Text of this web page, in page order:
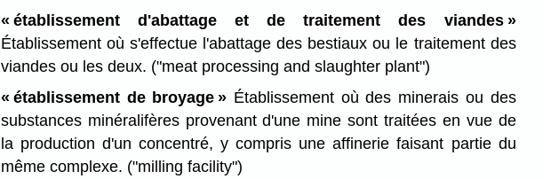
« établissement d'abattage et de traitement des viandes »
Établissement où s'effectue l'abattage des bestiaux ou le traitement des
viandes ou les deux. ("meat processing and slaughter plant")
« établissement de broyage » Établissement où des minerais ou des
substances minéralifères provenant d'une mine sont traitées en vue de
la production d'un concentré, y compris une affinerie faisant partie du
même complexe. ("milling facility")